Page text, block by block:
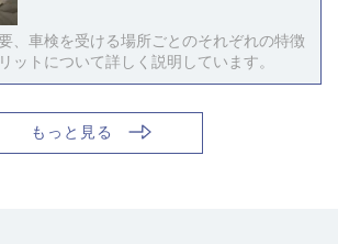
、車検を受ける場所ごとのそれぞれの特徴
ットについて詳しく説明しています。
もっと見る